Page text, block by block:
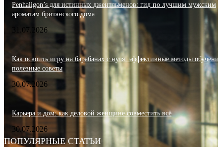
Penhaligon’s для истинных джентльменов: гид по лучшим мужским
ароматам британского дома
31.07.2026
Как освоить игру на барабанах с нуля: эффективные методы
полезные советы
30.07.2026
Карьера и дом: как деловой женщине совместить всё
30.07.2026
ПОПУЛЯРНЫЕ СТАТЬИ